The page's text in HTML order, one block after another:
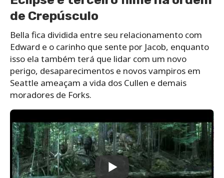
de Crepúsculo
Bella fica dividida entre seu relacionamento com
Edward e o carinho que sente por Jacob, enquanto
isso ela também terá que lidar com um novo
perigo, desaparecimentos e novos vampiros em
Seattle ameaçam a vida dos Cullen e demais
moradores de Forks.